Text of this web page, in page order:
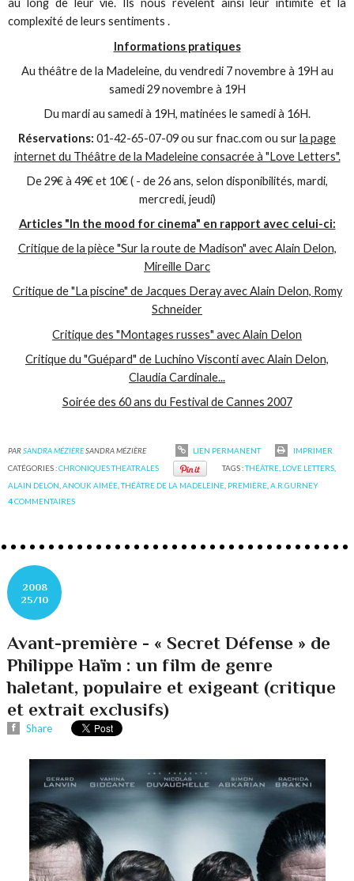
au long de leur vie. Ils nous révèlent ainsi leur intimité et la
complexité de leurs sentiments .
Informations pratiques
Au théâtre de la Madeleine, du vendredi 7 novembre à 19H au
samedi 29 novembre à 19H
Du mardi au samedi à 19H, matinées le samedi à 16H.
Réservations: 01-42-65-07-09 ou sur fnac.com ou surla page
internet du Théâtre de la Madeleine consacrée à "Love Letters".
De 29€ à 49€ et 10€ ( - de 26 ans, selon disponibilités, mardi,
mercredi, jeudi)
Articles "In the mood for cinema" en rapport avec celui-ci:
Critique de la pièce "Sur la route de Madison" avec Alain Delon,
Mireille Darc
Critique de "La piscine" de Jacques Deray avec Alain Delon, Romy
Schneider
Critique des "Montages russes" avec Alain Delon
Critique du "Guépard" de Luchino Visconti avec Alain Delon,
Claudia Cardinale...
Soirée des 60 ans du Festival de Cannes 2007
PARSANDRA MÉZIÈRESANDRA MÉZIÈRE LIEN PERMANENT
IMPRIMER
CATÉGORIES :CHRONIQUES THEATRALES TAGS :THÉÂTRE, LOVE LETTERS,
ALAIN DELON ,ANOUK AIMÉE ,THÉÂTRE DE LA MADELEINE PREMIÈRE ,A.R.GURNEY
4COMMENTAIRES
2008
25/10
Avant-première - « Secret Défense » de
Philippe Haïm : un film de genre
haletant, populaire et exigeant (critique
et extrait exclusifs)
Share